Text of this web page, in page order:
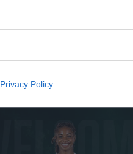
Privacy Policy